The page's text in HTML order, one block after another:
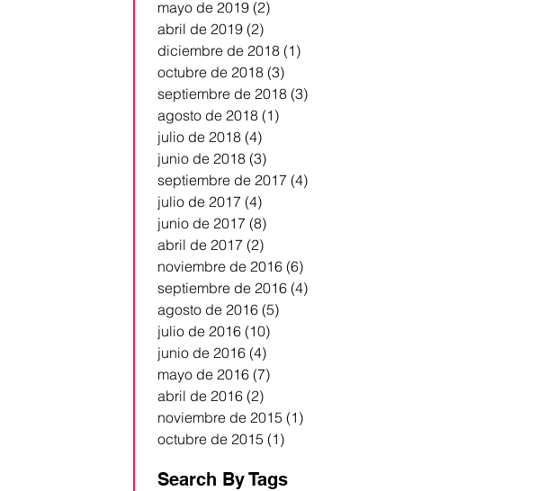
mayo de 2019 (2)
abril de 2019 (2)
diciembre de 2018 (1)
octubre de 2018 (3)
septiembre de 2018 (3)
agosto de 2018 (1)
julio de 2018 (4)
junio de 2018 (3)
septiembre de 2017 (4)
julio de 2017 (4)
junio de 2017 (8)
abril de 2017 (2)
noviembre de 2016 (6)
septiembre de 2016 (4)
agosto de 2016 (5)
julio de 2016 (10)
junio de 2016 (4)
mayo de 2016 (7)
abril de 2016 (2)
noviembre de 2015 (1)
octubre de 2015 (1)
Search By Tags